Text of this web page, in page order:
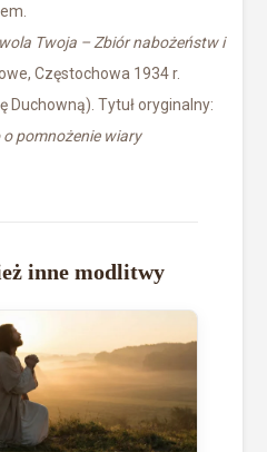
Twoja – Zbiór nabożeństw i
Częstochowa 1934 r.
Duchowną). Tytuł oryginalny:
o pomnożenie wiary
inne modlitwy